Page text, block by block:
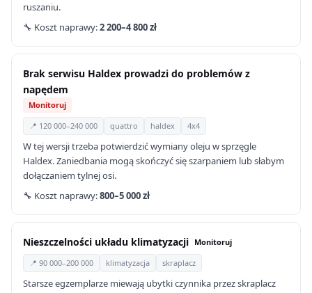
ruszaniu.
🔧 Koszt naprawy:2 200–4 800 zł
Brak serwisu Haldex prowadzi do problemów z
napędem
Monitoruj
📍 120 000–240 000
quattro haldex 4x4
W tej wersji trzeba potwierdzić wymiany oleju w sprzęgle
Haldex. Zaniedbania mogą skończyć się szarpaniem lub słabym
dołączaniem tylnej osi.
🔧 Koszt naprawy:800–5 000 zł
Nieszczelności układu klimatyzacji Monitoruj
📍 90 000–200 000 klimatyzacja skraplacz
Starsze egzemplarze miewają ubytki czynnika przez skraplacz